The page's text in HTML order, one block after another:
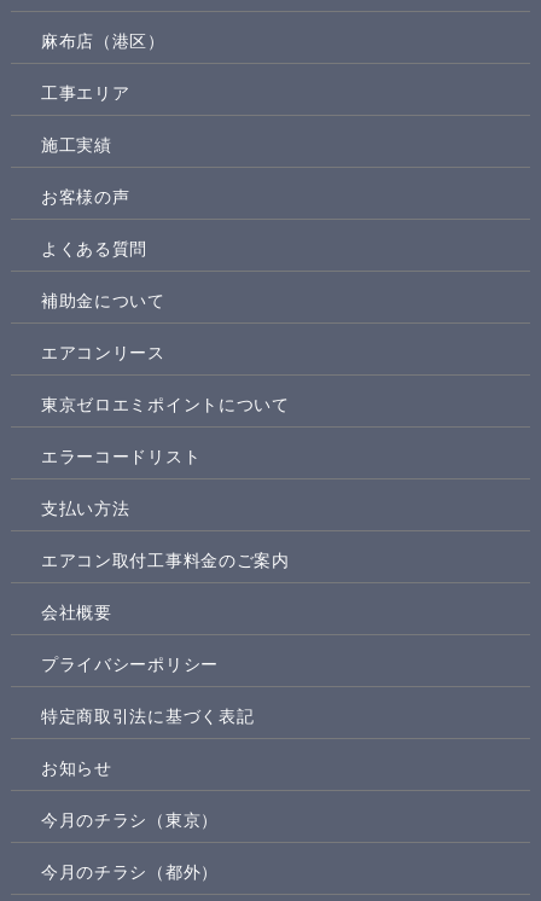
麻布店（港区）
工事エリア
施工実績
お客様の声
よくある質問
補助金について
エアコンリース
東京ゼロエミポイントについて
エラーコードリスト
支払い方法
エアコン取付工事料金のご案内
会社概要
プライバシーポリシー
特定商取引法に基づく表記
お知らせ
今月のチラシ（東京）
今月のチラシ（都外）